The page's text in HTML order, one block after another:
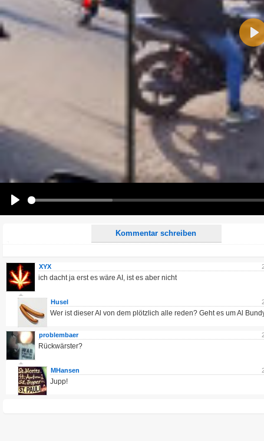
Kommentar schreiben
Alle HTML-Tags außer <br>, <strike> und <i> werden aus Deinem Kommentar entfernt.
URLs werden automatisch umgewandelt. Bitte verwende "www." oder "http://" in URLs
Ich möchte eine E-Mail, wenn auf dieser Seite weitere Kommentare erscheinen.
XYX
ich dacht ja erst es wäre AI, ist es aber nicht
Husel
Wer ist dieser Al von dem plötzlich alle reden? Geht es um Al
problembaer
Rückwärster?
MHansen
Jupp!